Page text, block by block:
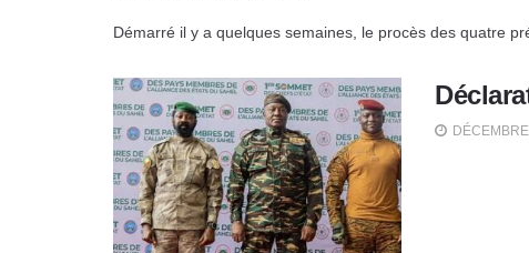
Démarré il y a quelques semaines, le procès des quatre